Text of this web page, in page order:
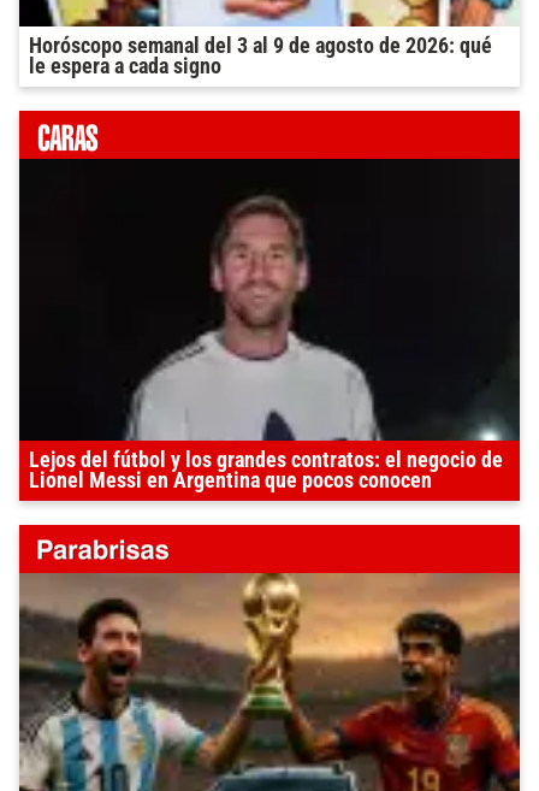
Horóscopo semanal del 3 al 9 de agosto de 2026: qué
le espera a cada signo
Lejos del fútbol y los grandes contratos: el negocio de
Lionel Messi en Argentina que pocos conocen